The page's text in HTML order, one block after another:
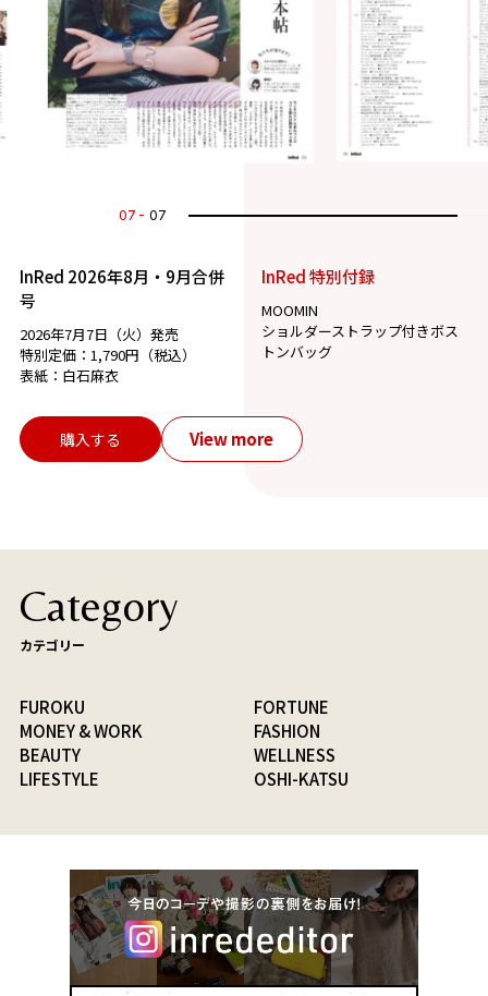
07 07
InRed 2026年8月・9月合併
号
2026年7月7日（火）発売
特別定価：1,790円（税込）
表紙：白石麻衣
InRed 特別付録
MOOMIN
ショルダーストラップ付きボス
トンバッグ
購入する View more
Category
カテゴリー
FUROKU
FORTUNE
MONEY & WORK
FASHION
BEAUTY
WELLNESS
LIFESTYLE
OSHI-KATSU